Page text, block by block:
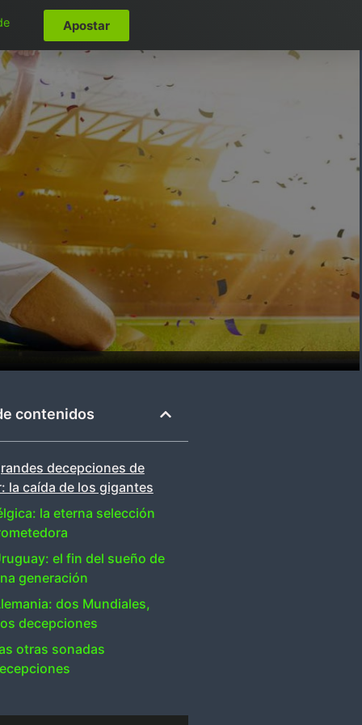
Apostar
contenidos
decepciones de
la caída de los gigantes
la eterna selección
el fin del sueño de
generación
dos Mundiales,
decepciones
otras sonadas